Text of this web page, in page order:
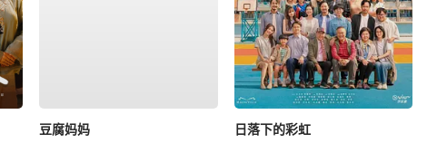
豆腐妈妈
日落下的彩虹